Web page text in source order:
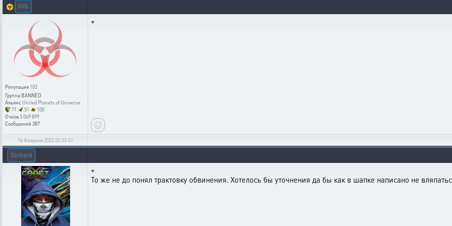
☣️ GID
Репутация 103
Группа BANNED
Альянс United Planets of Universe
71
51
100
Очков3 069 899
Сообщений 387
+
16 Февраля 2022 22:33:51
Diehard
+
То же не до понял трактовку обвинения. Хотелось бы уточнения да бы как в шапке написано не